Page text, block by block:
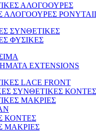
ΑΛΟΓΟΟΥΡΕΣ
ΑΛΟΓΟΟΥΡΕΣ
ΣΥΝΘΕΤΙΚΕΣ
ΦΥΣΙΚΕΣ
EXTENSIONS
LACE FRONT
ΣΥΝΘΕΤΙΚΕΣ ΚΟΝΤΕΣ
ΜΑΚΡΙΕΣ
ΚΟΝΤΕΣ
ΜΑΚΡΙΕΣ